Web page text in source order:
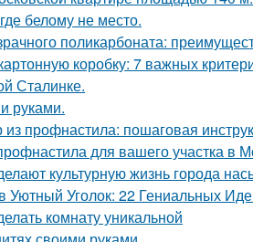
белому не место.
поликарбоната:
коробку: 7 важных
Сталинке.
руками.
из профнастила: пошаговая
для вашего участка в
культурную жизнь города
Уютный Уголок: 22 Гениальных
комнату уникальной